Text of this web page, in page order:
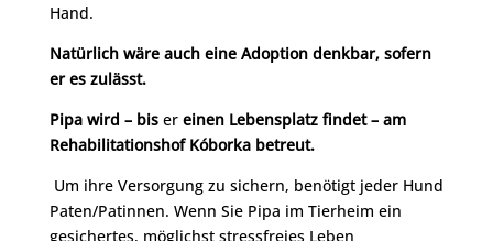
Hand.
Natürlich wäre auch eine Adoption denkbar, sofern
er es zulässt.
Pipa wird – bis ereinen Lebensplatz findet – am
Rehabilitationshof Kóborka betreut.
Um ihre Versorgung zu sichern, benötigt jeder Hund
Paten/Patinnen. Wenn Sie Pipa im Tierheim ein
gesichertes, möglichst stressfreies Leben